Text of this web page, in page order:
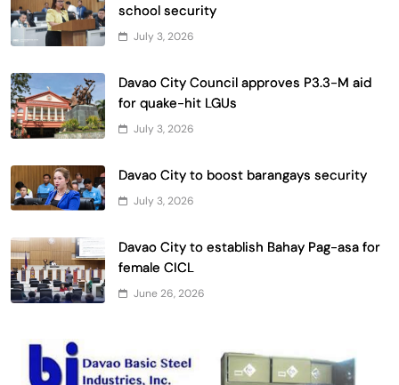
school security
July 3, 2026
Davao City Council approves P3.3-M aid
for quake-hit LGUs
July 3, 2026
Davao City to boost barangays security
July 3, 2026
Davao City to establish Bahay Pag-asa for
female CICL
June 26, 2026